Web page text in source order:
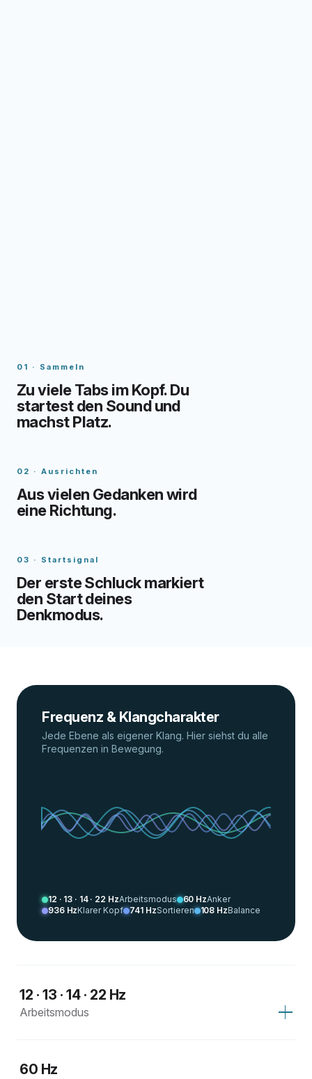
01 · Sammeln
Zu viele Tabs im Kopf. Du
startest den Sound und
machst Platz.
02 · Ausrichten
Aus vielen Gedanken wird
eine Richtung.
03 · Startsignal
Der erste Schluck markiert
den Start deines
Denkmodus.
Frequenz & Klangcharakter
Jede Ebene als eigener Klang. Hier siehst du alle
Frequenzen in Bewegung.
12 · 13 · 14 · 22 HzArbeitsmodus 60 HzAnker
936 HzKlarer Kopf 741 HzSortieren 108 HzBalance
12 · 13 · 14 · 22 Hz
Arbeitsmodus
60 Hz